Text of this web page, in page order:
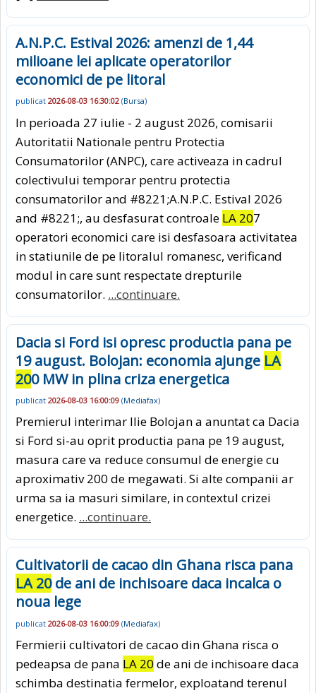
A.N.P.C. Estival 2026: amenzi de 1,44
milioane lei aplicate operatorilor
economici de pe litoral
publicat 2026-08-03 16:30:02 (Bursa)
In perioada 27 iulie - 2 august 2026, comisarii
Autoritatii Nationale pentru Protectia
Consumatorilor (ANPC), care activeaza in cadrul
colectivului temporar pentru protectia
consumatorilor and #8221;A.N.P.C. Estival 2026
and #8221;, au desfasurat controale LA 207
operatori economici care isi desfasoara activitatea
in statiunile de pe litoralul romanesc, verificand
modul in care sunt respectate drepturile
consumatorilor. ...continuare.
Dacia si Ford isi opresc productia pana pe
19 august. Bolojan: economia ajunge LA
200 MW in plina criza energetica
publicat 2026-08-03 16:00:09 (Mediafax)
Premierul interimar Ilie Bolojan a anuntat ca Dacia
si Ford si-au oprit productia pana pe 19 august,
masura care va reduce consumul de energie cu
aproximativ 200 de megawati. Si alte companii ar
urma sa ia masuri similare, in contextul crizei
energetice. ...continuare.
Cultivatorii de cacao din Ghana risca pana
LA 20de ani de inchisoare daca incalca o
noua lege
publicat 2026-08-03 16:00:09 (Mediafax)
Fermierii cultivatori de cacao din Ghana risca o
pedeapsa de pana LA 20 de ani de inchisoare daca
schimba destinatia fermelor, exploatand terenul